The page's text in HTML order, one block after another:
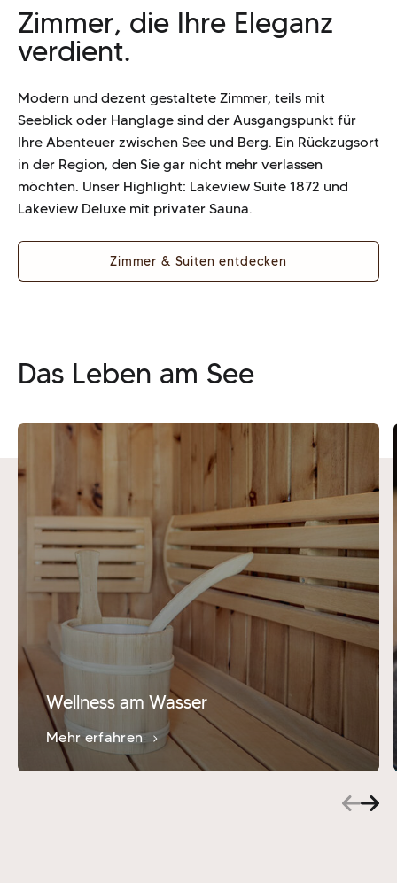
Zimmer, die Ihre Eleganz
verdient.
Modern und dezent gestaltete Zimmer, teils mit
Seeblick oder Hanglage sind der Ausgangspunkt für
Ihre Abenteuer zwischen See und Berg. Ein Rückzugsort
in der Region, den Sie gar nicht mehr verlassen
möchten. Unser Highlight: Lakeview Suite 1872 und
Lakeview Deluxe mit privater Sauna.
Zimmer & Suiten entdecken
Das Leben am See
Wellness am Wasser
Mehr erfahren